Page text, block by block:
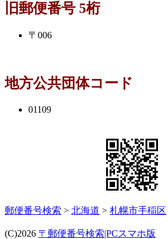
旧郵便番号 5桁
〒006
地方公共団体コード
01109
郵便番号検索 > 北海道 > 札幌市手稲区
(C)2026 〒郵便番号検索|PCスマホ版